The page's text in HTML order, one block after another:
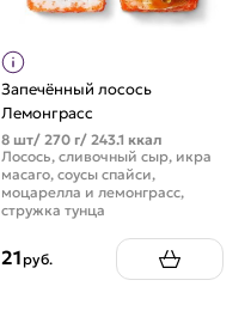
Запечённый лосось
Лемонграсс
8 шт/ 270 г/ 243.1 ккал
Лосось, сливочный сыр, икра
масаго, соусы спайси,
моцарелла и лемонграсс,
стружка тунца
21 руб.